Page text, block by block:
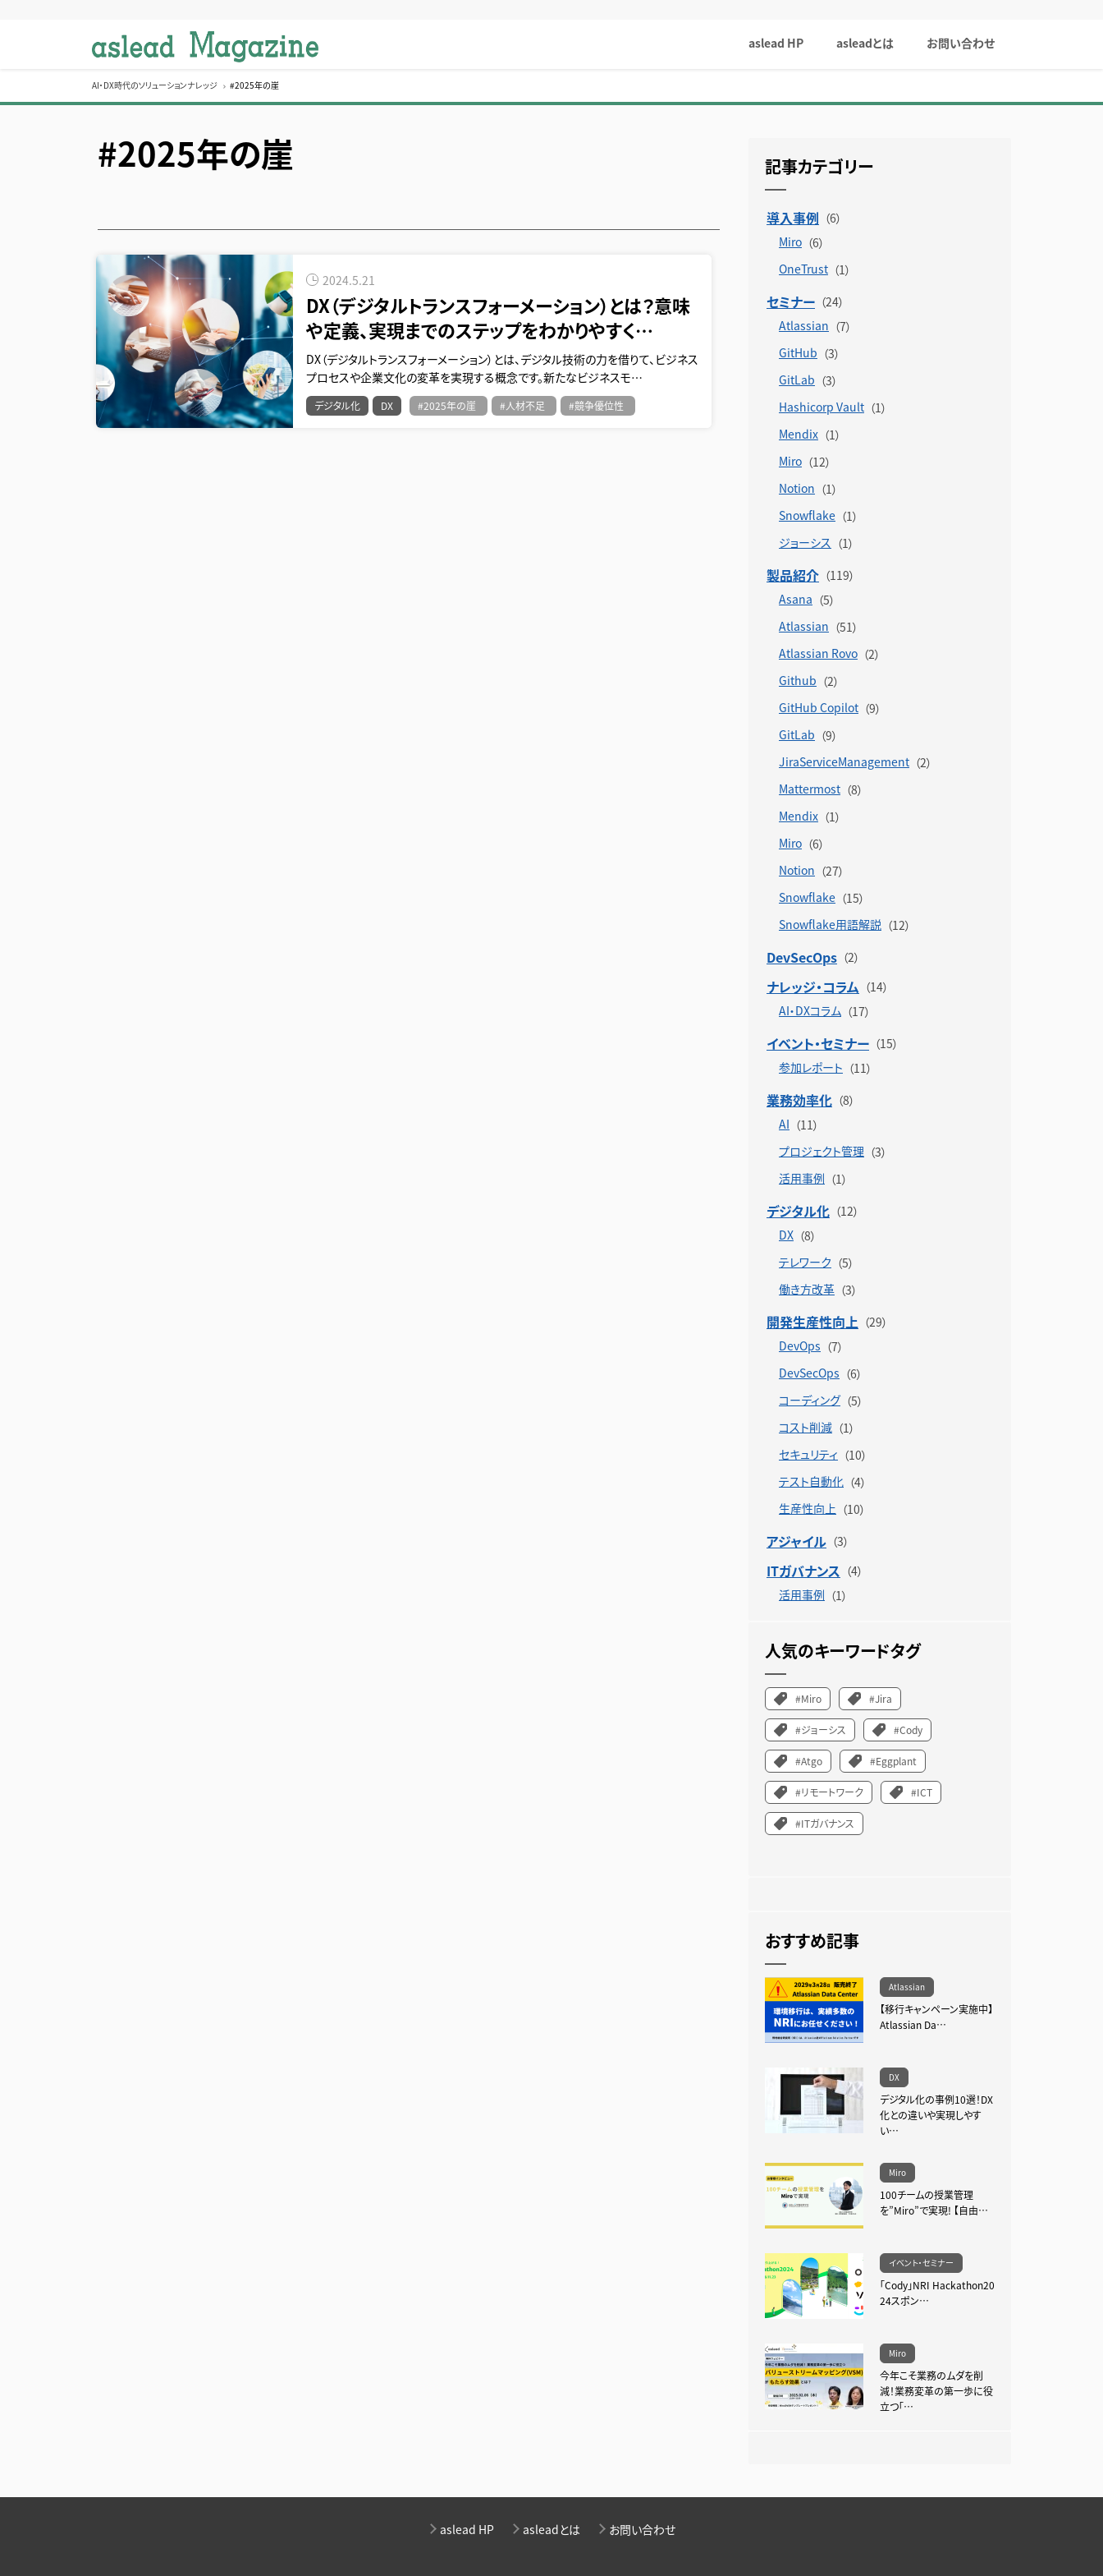
o
aslead HP asleadとは お問い合わせ
AI・DX時代のソリューションナレッジ #2025年の崖
#2025年の崖
2024.5.21
DX（デジタルトランスフォーメーション）とは？意味
や定義、実現までのステップをわかりやすく…
DX（デジタルトランスフォーメーション）とは、デジタル技術の力を借りて、ビジネス
プロセスや企業文化の変革を実現する概念です。新たなビジネスモ…
デジタル化 DX #2025年の崖 #人材不足 #競争優位性
記事カテゴリー
導入事例
Miro
OneTrust
セミナー
Atlassian
GitHub
GitLab
Hashicorp Vault
Mendix
Miro
Notion
Snowflake
ジョーシス
製品紹介
Asana
Atlassian
Atlassian Rovo
Github
GitHub Copilot
GitLab
JiraServiceManagement
Mattermost
Mendix
Miro
Notion
Snowflake
Snowflake用語解説
DevSecOps
ナレッジ・コラム
AI・DXコラム
イベント・セミナー
参加レポート
業務効率化
AI
プロジェクト管理
活用事例
デジタル化
DX
テレワーク
働き方改革
開発生産性向上
DevOps
DevSecOps
コーディング
コスト削減
セキュリティ
テスト自動化
生産性向上
アジャイル
ITガバナンス
活用事例
人気のキーワードタグ
#Miro #Jira
#ジョーシス #Cody
#Atgo #Eggplant
#リモートワーク #ICT
#ITガバナンス
おすすめ記事
Atlassian
【移行キャンペーン実施中】
Atlassian Da…
DX
デジタル化の事例10選！DX
化との違いや実現しやす
い…
Miro
100チームの授業管理
を”Miro”で実現! 【自由…
イベント・セミナー
「Cody」NRI Hackathon20
24スポン…
Miro
今年こそ業務のムダを削
減！業務変革の第一歩に役
立つ「…
aslead HP asleadとは お問い合わせ